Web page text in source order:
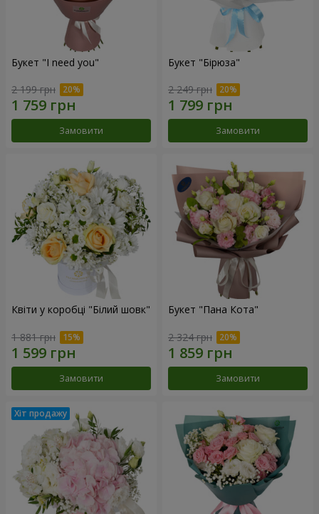
Букет "I need you"
2 199 грн
Замовити
Букет "Бірюза"
2 249 грн
Замовити
Квіти у коробці "Білий шовк"
1 881 грн
Замовити
Букет "Пана Кота"
2 324 грн
Замовити